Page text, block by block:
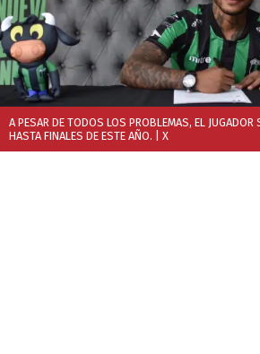
A PESAR DE TODOS LOS PROBLEMAS, EL JUGADOR
HASTA FINALES DE ESTE AÑO. | X